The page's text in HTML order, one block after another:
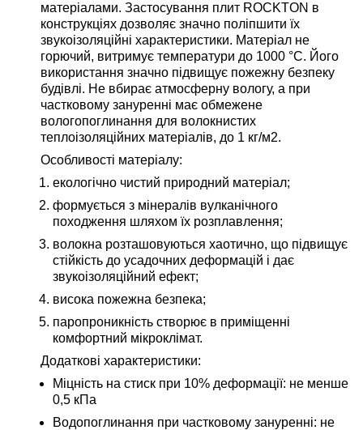
матеріалами. Застосування плит ROCKTON в
конструкціях дозволяє значно поліпшити їх
звукоізоляційні характеристики. Матеріал не
горючий, витримує температури до 1000 °С. Його
використання значно підвищує пожежну безпеку
будівлі. Не вбирає атмосферну вологу, а при
частковому зануренні має обмежене
вологопоглинання для волокнистих
теплоізоляційних матеріалів, до 1 кг/м2.
Особливості матеріалу:
екологічно чистий природний матеріал;
формується з мінералів вулканічного
походження шляхом їх розплавлення;
волокна розташовуються хаотично, що підвищує
стійкість до усадочних деформацій і дає
звукоізоляційний ефект;
висока пожежна безпека;
паропроникність створює в приміщенні
комфортний мікроклімат.
Додаткові характеристики:
Міцність на стиск при 10% деформації: не менше
0,5 кПа
Водопоглинання при частковому зануренні: не